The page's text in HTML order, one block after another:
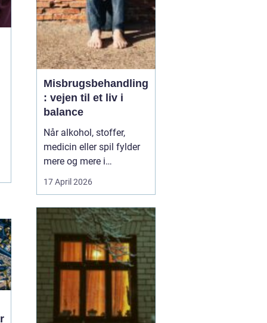
du får en...
Misbrugsbehandling
: vejen til et liv i
balance
Når alkohol, stoffer,
medicin eller spil fylder
mere og mere i
hverdagen, bliver
grænsen mellem vane
sløret. Mange forsøger
længe at klare sig selv,
men for en stor del viser
erfaringen, at...
17 April 2026